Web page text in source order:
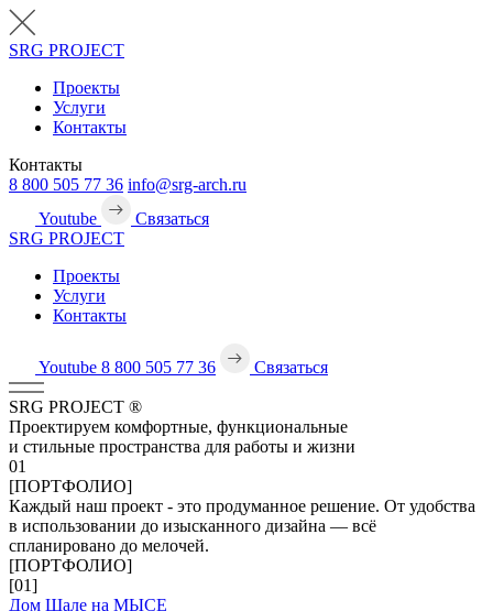
SRG PROJECT
Проекты
Услуги
Контакты
Контакты
8 800 505 77 36 info@srg-arch.ru
Youtube
Связаться
SRG PROJECT
Проекты
Услуги
Контакты
Youtube 8 800 505 77 36 Связаться
SRG PROJECT ®
Проектируем комфортные, функциональные
и стильные пространства для работы и жизни
01
[ПОРТФОЛИО]
Каждый наш проект - это продуманное решение. От удобства
в использовании до изысканного дизайна — всё
спланировано до мелочей.
[ПОРТФОЛИО]
[01]
Дом Шале на МЫСЕ